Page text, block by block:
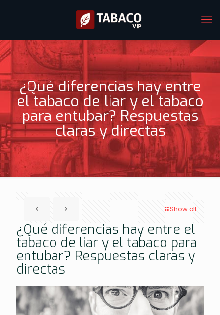
¿Qué diferencias hay entre
el tabaco de liar y el tabaco
para entubar? Respuestas
claras y directas
Show all
¿Qué diferencias hay entre el
tabaco de liar y el tabaco para
entubar? Respuestas claras y
directas